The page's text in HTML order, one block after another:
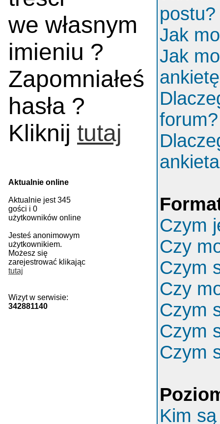
we własnym
imieniu ?
Zapomniałeś
hasła ?
Kliknij tutaj
Aktualnie online
Aktualnie jest 345
gości i 0
użytkowników online
Jesteś anonimowym
użytkownikiem.
Możesz się
zarejestrować klikając
tutaj
Wizyt w serwisie:
342881140
postu?
Jak
Jak
forum?
Czym
Czy
Czym
Czy
Czym
Czym
Czym
Kim